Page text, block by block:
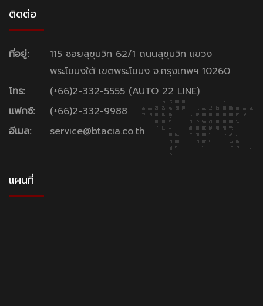
ติดต่อ
ที่อยู่:
115 ซอยสุขุมวิท 62/1 ถนนสุขุมวิท แขวง
พระโขนงใต้ เขตพระโขนง จ.กรุงเทพฯ 10260
โทร:
(+66)2-332-5555 (AUTO 22 LINE)
แฟกซ์:
(+66)2-332-9988
อีเมล:
service@btacia.co.th
แผนที่